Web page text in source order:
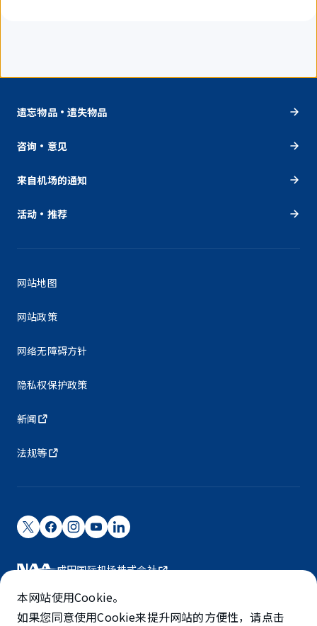
遗忘物品・遗失物品
咨询・意见
来自机场的通知
活动・推荐
网站地图
网站政策
网络无障碍方针
隐私权保护政策
新闻
法规等
成田国际机场株式会社
成田国际机场由NAA运营。
©NARITA INTERNATIONAL AIRPORT CORPORATION
本网站使用Cookie。
如果您同意使用Cookie来提升网站的方便性，请点击